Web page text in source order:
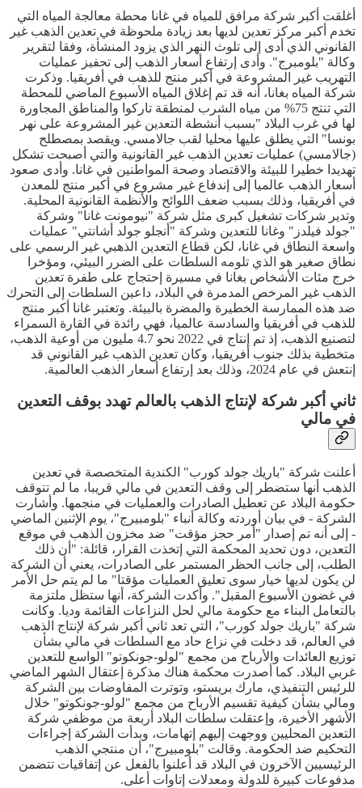
أغلقت أكبر شركة مرافق للمياه في غانا محطة معالجة المياه التي
تخدم أكبر مركز تعدين لديها بعد زيادة ملحوظة في تعدين الذهب غير
القانوني الذي أدى إلى تلوث النهر الذي يزود المنشأة، وفقا لتقرير
وكالة "بلومبرج". وأدى إرتفاع أسعار الذهب إلى تحفيز عمليات
التهريب غير المشروعة في أكبر منتج للذهب في أفريقيا. وذكرت
شركة المياه بغانا، أنه قد تم إغلاق المياه الأسبوع الماضي للمحطة
التي تنتج 75% من مياه الشرب لمنطقة تاركوا والمناطق المجاورة
لها في غرب البلاد "بسبب أنشطة التعدين غير المشروعة على نهر
بونسا" التي يطلق عليها محليا لقب جالامسي. ويقصد بمصطلح
(جالامسي) عمليات تعدين الذهب غير القانونية والتي أصبحت تشكل
تهديدا خطيرا للبيئة والاقتصاد وصحة المواطنين في غانا. وأدى صعود
أسعار الذهب عالميا إلى إندفاع غير مشروع في أكبر منتج للمعدن
في أفريقيا، وذلك بسبب ضعف اللوائح والأنظمة القانونية المحلية.
وتدير شركات تشغيل كبرى مثل شركة "نيومونت غانا" وشركة
"جولد فيلدز" وغانا للتعدين وشركة "أنجلو جولد أشانتي" عمليات
واسعة النطاق في غانا، لكن قطاع التعدين الذهبي غير الرسمي على
نطاق صغير هو الذي تلومه السلطات على الضرر البيئي، ومؤخرا
خرج مئات الأشخاص بغانا في مسيرة إحتجاج على طفرة تعدين
الذهب غير المرخص المدمرة في البلاد، داعين السلطات إلى التحرك
ضد هذه الممارسة الخطيرة والمضرة بالبيئة. وتعتبر غانا أكبر منتج
للذهب في أفريقيا والسادسة عالميا، فهي رائدة في القارة السمراء
لتصنيع الذهب، إذ تم إنتاج في 2022 نحو 4.7 مليون من أوعية الذهب،
متخطية بذلك جنوب أفريقيا، وكان تعدين الذهب غير القانوني قد
إنتعش في عام 2024، وذلك بعد إرتفاع أسعار الذهب العالمية.
ثاني أكبر شركة لإنتاج الذهب بالعالم تهدد بوقف التعدين
في مالي
أعلنت شركة "باريك جولد كورب" الكندية المتخصصة في تعدين
الذهب أنها ستضطر إلى وقف التعدين في مالي قريبا، ما لم تتوقف
حكومة البلاد عن تعطيل الصادرات والعمليات في منجمها. وأشارت
الشركة - في بيان أوردته وكالة أنباء "بلومبيرج"، يوم الإثنين الماضي
- إلى أنه تم إصدار "أمر حجز مؤقت" ضد مخزون الذهب في موقع
التعدين، دون تحديد المحكمة التي إتخذت القرار، قائلة: "أن ذلك
الطلب، إلى جانب الحظر المستمر على الصادرات، يعني أن الشركة
لن يكون لديها خيار سوى تعليق العمليات مؤقتا" ما لم يتم حل الأمر
في غضون الأسبوع المقبل". وأكدت الشركة، أنها ستظل ملتزمة
بالتعامل البناء مع حكومة مالي لحل النزاعات القائمة وديا. وكانت
شركة "باريك جولد كورب"، التي تعد ثاني أكبر شركة لإنتاج الذهب
في العالم، قد دخلت في نزاع حاد مع السلطات في مالي بشأن
توزيع العائدات والأرباح من مجمع "لولو-جونكوتو" الواسع للتعدين
غربي البلاد. كما أصدرت محكمة هناك مذكرة إعتقال الشهر الماضي
للرئيس التنفيذي، مارك بريستو، وتوترت المفاوضات بين الشركة
ومالي بشأن كيفية تقسيم الأرباح من مجمع "لولو-جونكوتو" خلال
الأشهر الأخيرة، وإعتقلت سلطات البلاد أربعة من موظفي شركة
التعدين المحليين ووجهت إليهم إتهامات، وبدأت الشركة إجراءات
التحكيم ضد الحكومة. وقالت "بلومبيرج"، أن منتجي الذهب
الرئيسيين الآخرون في البلاد قد أعلنوا بالفعل عن إتفاقيات تتضمن
مدفوعات كبيرة للدولة ومعدلات إتاوات أعلى.